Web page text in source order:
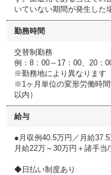
いていない期間が発生した
勤務時間
交替制勤務
例：8：00～17：00、20：
※勤務地により異なります
※1ヶ月単位の変形労働時
以内）
給与
●月収例40.5万円／月給
月給22万～30万円＋諸手
◆日払い制度あり